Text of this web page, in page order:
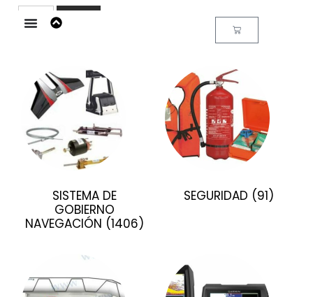
Buscar
SISTEMA DE
GOBIERNO
NAVEGACIÓN (1406)
SEGURIDAD (91)